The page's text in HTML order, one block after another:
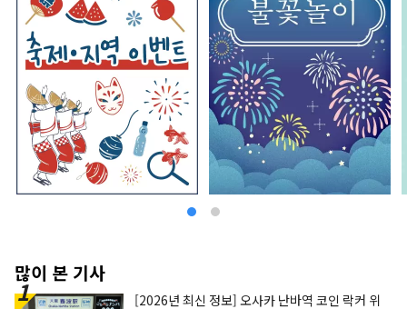
많이 본 기사
[2026년 최신 정보] 오사카 난바역 코인 락커 위